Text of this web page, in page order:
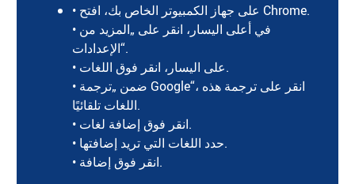
• على جهاز الكمبيوتر الخاص بك، افتح Chrome.
• في أعلى اليسار، انقر على „المزيد من
الإعدادات“.
• على اليسار، انقر فوق اللغات.
• ضمن „ترجمة Google“، انقر على ترجمة هذه
اللغات تلقائيًا.
• انقر فوق إضافة لغات.
• حدد اللغات التي تريد إضافتها.
• انقر فوق إضافة.